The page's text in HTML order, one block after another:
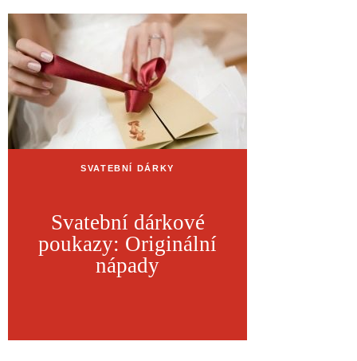
SVATEBNÍ DÁRKY
Svatební dárkové
poukazy: Originální
nápady